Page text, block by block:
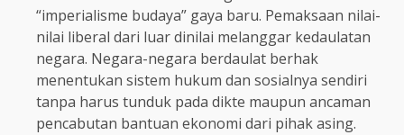
“imperialisme budaya” gaya baru. Pemaksaan nilai-
nilai liberal dari luar dinilai melanggar kedaulatan
negara. Negara-negara berdaulat berhak
menentukan sistem hukum dan sosialnya sendiri
tanpa harus tunduk pada dikte maupun ancaman
pencabutan bantuan ekonomi dari pihak asing.